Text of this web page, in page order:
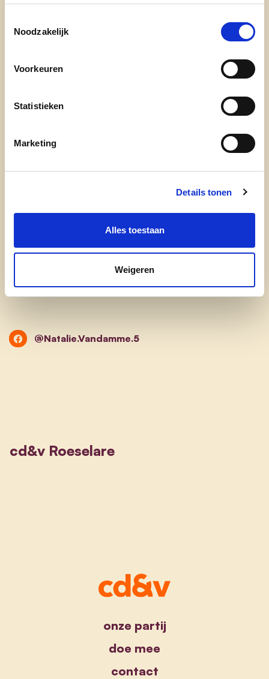
Noodzakelijk
Voorkeuren
Statistieken
Marketing
Details tonen
Alles toestaan
Weigeren
Waarom ben je kandidaat?
Als een gedreven, sociaal voelende vrouw en
maat en voor een leefbare omgeving voor onze
Wat is je favoriete plekje in Roeselare?
Wish it, dream it, do it!
@Natalie.Vandamme.5
cd&v Roeselare
onze partij
doe mee
contact